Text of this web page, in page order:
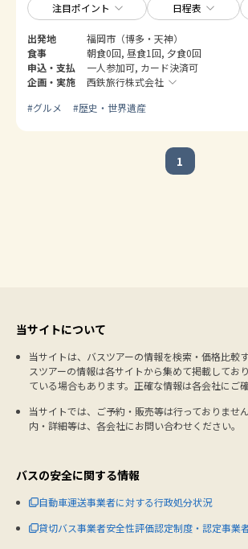
注目ポイント 日程表
出発地
福岡市（博多・天神）
食事
朝食0回, 昼食1回, 夕食0回
申込・支払
一人参加可, カード決済可
企画・実施
西鉄旅行株式会社
#グルメ #歴史・世界遺産
1
当サイトについて
当サイトは、バスツアーの情報を検索・価格比較
スツアーの情報は各サイトから集めて掲載してお
ている場合もあります。正確な情報は各会社にご
当サイトでは、ご予約・販売等は行っておりませ
内・詳細等は、各会社にお問い合わせください。
バスの安全に関する情報
自動車運送事業者に対する行政処分状況
貸切バス事業者安全性評価認定制度・認定事業